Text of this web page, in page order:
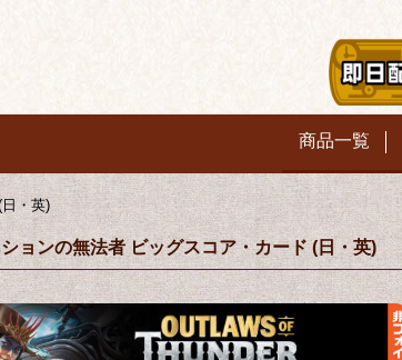
商品一覧
・英)
ョンの無法者 ビッグスコア・カード (日・英)